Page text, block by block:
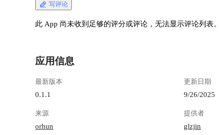
写评论
此 App 尚未收到足够的评分或评论，无法显示评论列表
应用信息
最新版本
0.1.1
更新日期
9/26/2025
来源
orhun
提供者
glzjin